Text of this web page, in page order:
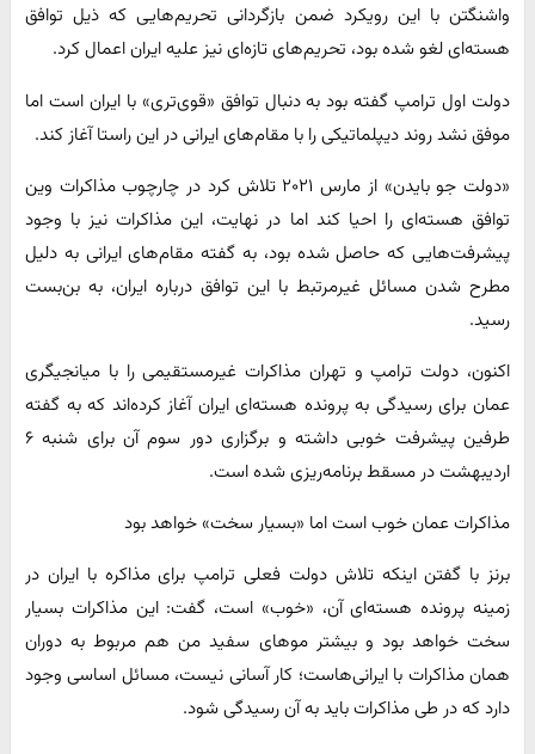
واشنگتن با این رویکرد ضمن بازگردانی تحریم‌هایی که ذیل توافق
هسته‌ای لغو شده بود، تحریم‌های تازه‌ای نیز علیه ایران اعمال کرد.
دولت اول ترامپ گفته بود به دنبال توافق «قوی‌تری» با ایران است اما
موفق نشد روند دیپلماتیکی را با مقام‌های ایرانی در این راستا آغاز کند.
«دولت جو بایدن» از مارس ۲۰۲۱ تلاش کرد در چارچوب مذاکرات وین
توافق هسته‌ای را احیا کند اما در نهایت، این مذاکرات نیز با وجود
پیشرفت‌هایی که حاصل شده بود، به گفته مقام‌های ایرانی به دلیل
مطرح شدن مسائل غیرمرتبط با این توافق درباره ایران، به بن‌بست
رسید.
اکنون، دولت ترامپ و تهران مذاکرات غیرمستقیمی را با میانجیگری
عمان برای رسیدگی به پرونده هسته‌ای ایران آغاز کرده‌اند که به گفته
طرفین پیشرفت خوبی داشته و برگزاری دور سوم آن برای شنبه ۶
اردیبهشت در مسقط برنامه‌ریزی شده است.
مذاکرات عمان خوب است اما «بسیار سخت» خواهد بود
برنز با گفتن اینکه تلاش دولت فعلی ترامپ برای مذاکره با ایران در
زمینه پرونده هسته‌ای آن، «خوب» است، گفت: این مذاکرات بسیار
سخت خواهد بود و بیشتر موهای سفید من هم مربوط به دوران
همان مذاکرات با ایرانی‌هاست؛ کار آسانی نیست، مسائل اساسی‌ وجود
دارد که در طی مذاکرات باید به آن رسیدگی شود.